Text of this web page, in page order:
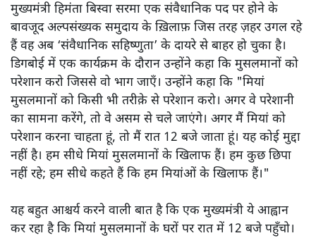
मुख्यमंत्री हिमंता बिस्वा सरमा एक संवैधानिक पद पर होने के
बावजूद अल्पसंख्यक समुदाय के ख़िलाफ़ जिस तरह ज़हर उगल रहे
हैं वह अब ‘संवैधानिक सहिष्णुता’ के दायरे से बाहर हो चुका है।
डिगबोई में एक कार्यक्रम के दौरान उन्होंने कहा कि मुसलमानों को
परेशान करो जिससे वो भाग जाएँ। उन्होंने कहा कि "मियां
मुसलमानों को किसी भी तरीक़े से परेशान करो। अगर वे परेशानी
का सामना करेंगे, तो वे असम से चले जाएंगे। अगर मैं मियां को
परेशान करना चाहता हूं, तो मैं रात 12 बजे जाता हूं। यह कोई मुद्दा
नहीं है। हम सीधे मियां मुसलमानों के खिलाफ हैं। हम कुछ छिपा
नहीं रहे; हम सीधे कहते हैं कि हम मियांओं के खिलाफ हैं।"
यह बहुत आश्चर्य करने वाली बात है कि एक मुख्यमंत्री ये आह्वान
कर रहा है कि मियांं मुसलमानों के घरों पर रात में 12 बजे पहुँचो।